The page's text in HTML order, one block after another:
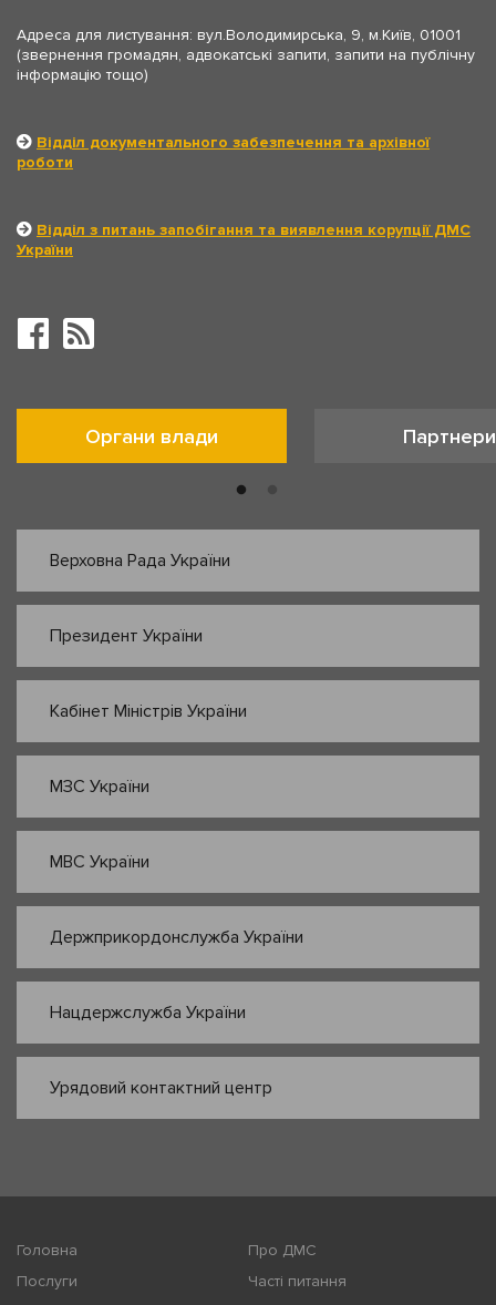
Адреса для листування: вул.Володимирська, 9, м.Київ, 01001
(звернення громадян, адвокатські запити, запити на публічну
інформацію тощо)
Відділ документального забезпечення та архівної
роботи
Відділ з питань запобігання та виявлення корупції ДМС
України
Органи влади Партнери
Верховна Рада України
Президент України
Кабінет Міністрів України
МЗС України
МВС України
Держприкордонслужба України
Нацдержслужба України
Урядовий контактний центр
Головна
Про ДМС
Послуги
Часті питання